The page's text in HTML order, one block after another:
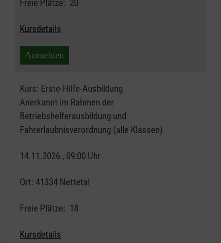
Freie Plätze: 20
Kursdetails
Anmelden
Kurs: Erste-Hilfe-Ausbildung
Anerkannt im Rahmen der
Betriebshelferausbildung und
Fahrerlaubnisverordnung (alle Klassen)
14.11.2026 , 09:00 Uhr
Ort: 41334 Nettetal
Freie Plätze: 18
Kursdetails